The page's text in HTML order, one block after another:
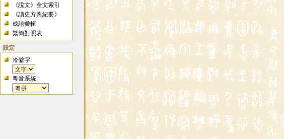
《說文》全文索引
《讀史方輿紀要》
成語彙輯
繁簡對照表
設定
冷僻字:
粵音系統: